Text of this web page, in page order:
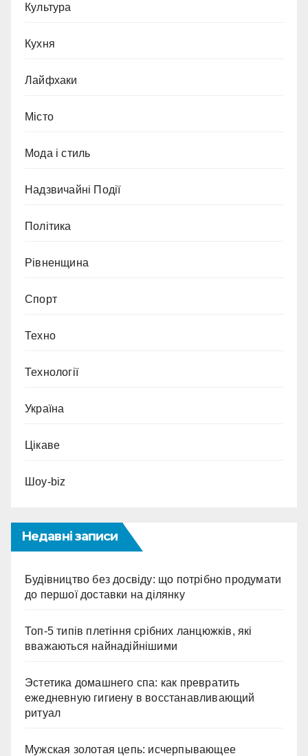
Культура
Кухня
Лайфхаки
Місто
Мода і стиль
Надзвичайні Події
Політика
Рівненщина
Спорт
Техно
Технології
Україна
Цікаве
Шоу-biz
Недавні записи
Будівництво без досвіду: що потрібно продумати
до першої доставки на ділянку
Топ-5 типів плетіння срібних ланцюжків, які
вважаються найнадійнішими
Эстетика домашнего спа: как превратить
ежедневную гигиену в восстанавливающий
ритуал
Мужская золотая цепь: исчерпывающее